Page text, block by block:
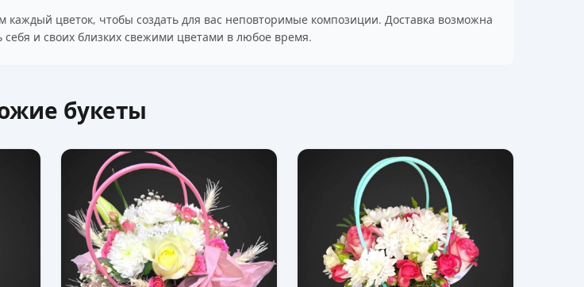
цветок, чтобы создать для вас неповторимые композиции. Доставка возможна
и своих близких свежими цветами в любое время.
букеты